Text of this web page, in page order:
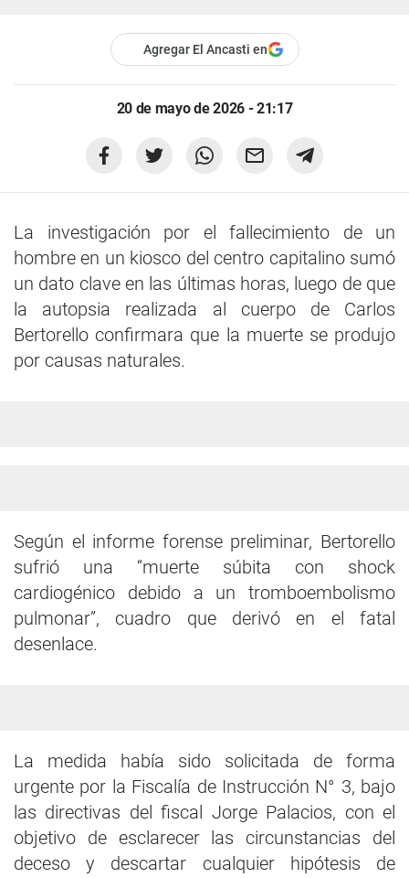
Agregar El Ancasti en
20 de mayo de 2026 - 21:17
La investigación por el fallecimiento de un
hombre en un kiosco del centro capitalino sumó
un dato clave en las últimas horas, luego de que
la autopsia realizada al cuerpo de Carlos
Bertorello confirmara que la muerte se produjo
por causas naturales.
Según el informe forense preliminar, Bertorello
sufrió una “muerte súbita con shock
cardiogénico debido a un tromboembolismo
pulmonar”, cuadro que derivó en el fatal
desenlace.
La medida había sido solicitada de forma
urgente por la Fiscalía de Instrucción N° 3, bajo
las directivas del fiscal Jorge Palacios, con el
objetivo de esclarecer las circunstancias del
deceso y descartar cualquier hipótesis de